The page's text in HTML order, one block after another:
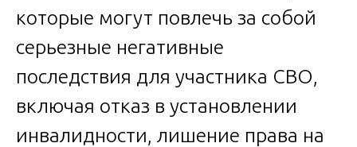
которые могут повлечь за собой
серьезные негативные
последствия для участника СВО,
включая отказ в установлении
инвалидности, лишение права на